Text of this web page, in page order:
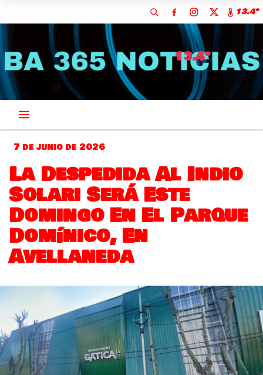
13.4º
13.4º
7 de junio de 2026
La Despedida Al Indio
Solari Será Este
Domingo En El Parque
Domínico, En
Avellaneda